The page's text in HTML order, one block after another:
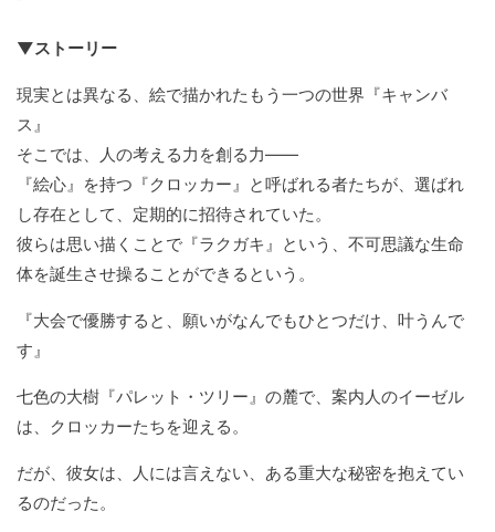
▼ストーリー
現実とは異なる、絵で描かれたもう一つの世界『キャンバ
ス』
そこでは、人の考える力を創る力――
『絵心』を持つ『クロッカー』と呼ばれる者たちが、選ばれ
し存在として、定期的に招待されていた。
彼らは思い描くことで『ラクガキ』という、不可思議な生命
体を誕生させ操ることができるという。
『大会で優勝すると、願いがなんでもひとつだけ、叶うんで
す』
七色の大樹『パレット・ツリー』の麓で、案内人のイーゼル
は、クロッカーたちを迎える。
だが、彼女は、人には言えない、ある重大な秘密を抱えてい
るのだった。